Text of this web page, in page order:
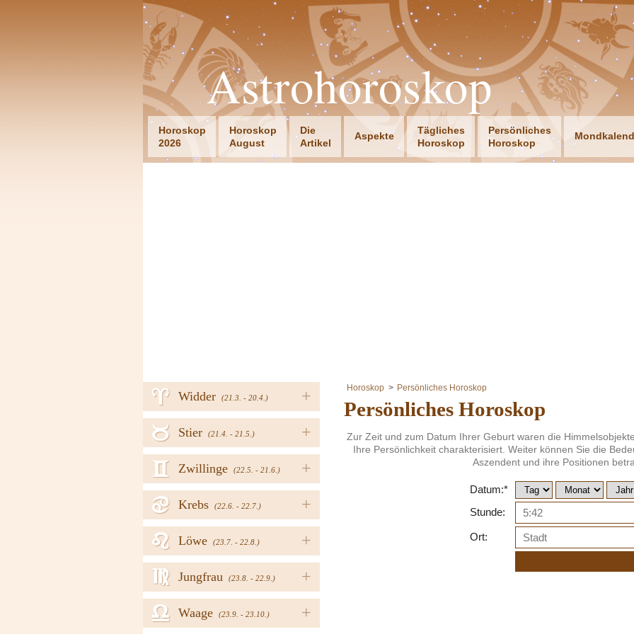
Astrohoroskop
Horoskop
2026
Horoskop
August
Die
Artikel
Aspekte
Tägliches
Horoskop
Persönliches
Horoskop
+
Widder (21.3. - 20.4.)
a
+
Stier (21.4. - 21.5.)
b
+
Zwillinge (22.5. - 21.6.)
c
+
Krebs (22.6. - 22.7.)
d
+
Löwe (23.7. - 22.8.)
e
+
Jungfrau (23.8. - 22.9.)
f
+
Waage (23.9. - 23.10.)
g
Horoskop Persönliches Horoskop
Persönliches Horoskop
Zur Zeit und zum Datum Ihrer Geburt waren die
Ihre Persönlichkeit charakterisiert. Weiter können Sie die
Aszendent und ihre Positionen
Datum:*
Stunde:
Ort: